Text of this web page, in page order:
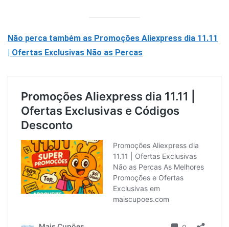
Não perca também as Promoções Aliexpress dia 11.11
| Ofertas Exclusivas Não as Percas